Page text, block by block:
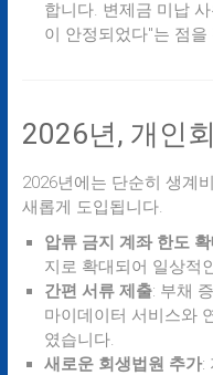
합니다. 변제금 미납
이 안정되었다"는 점
2026년, 개인
2026년에는 단순히 생계
새롭게 도입됩니다.
압류 금지 계좌 한도 확
지로 확대되어 일상적
간편 서류 제출: 부채
마이데이터 서비스와
였습니다.
새로운 회생법원 추가: